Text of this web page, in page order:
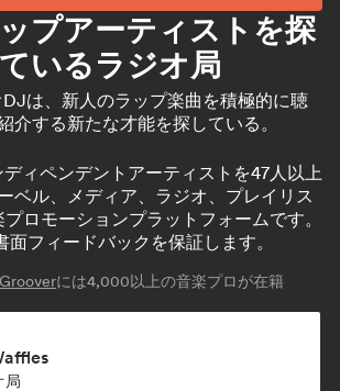
プアーティストを探
いるラジオ局
は、新人のラップ楽曲を積極的に聴
介する新たな才能を探している。
ィペンデントアーティストを47人以上
ベル、メディア、ラジオ、プレイリス
プロモーションプラットフォームです。
面フィードバックを保証します。
Grooverには4,000以上の音楽プロが在籍
局